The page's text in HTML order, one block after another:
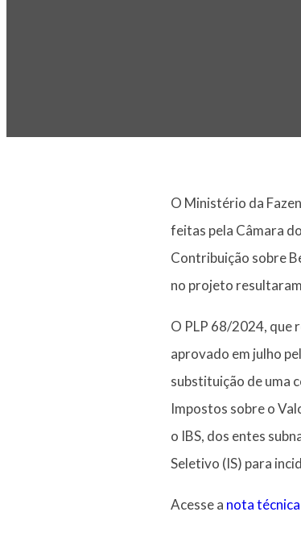
O Ministério da
feitas pela Câmara
Contribuição sobre
no projeto
O PLP 68/2024, que
aprovado em julho
substituição de uma
Impostos sobre o
o IBS, dos entes
Seletivo (IS) para
Acesse a nota técnica